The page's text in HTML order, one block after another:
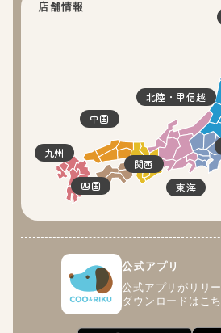
店舗情報
北陸・甲信越
東海
関西
四国
中国
九州
公式アプリ
公式アプリがリリ
ダウンロードはこ